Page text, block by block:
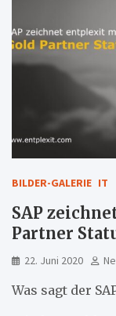
BILDER-GALERIE IT
SAP
Partner
22. Juni 2020
Was sagt der